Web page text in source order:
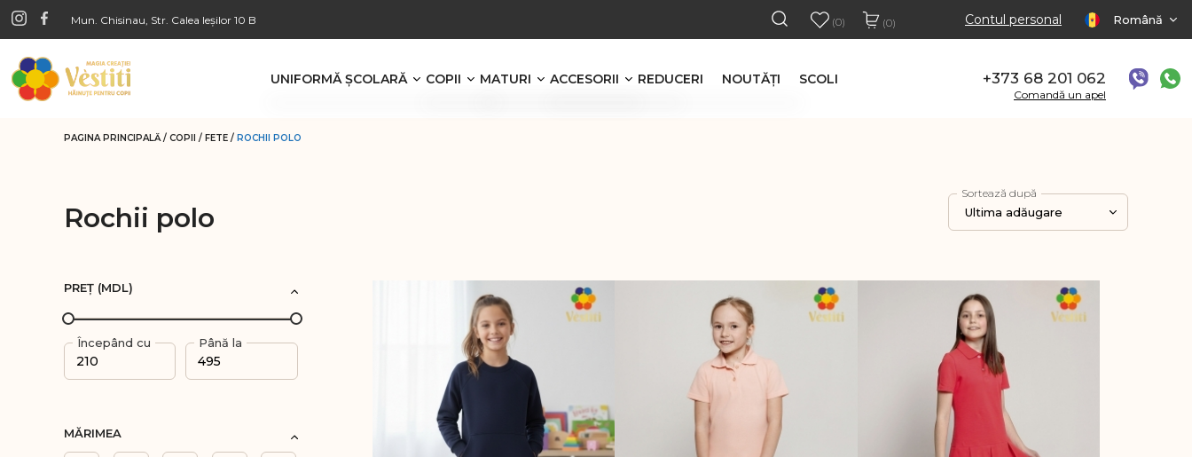
Mun. Chisinau, Str. Calea Ieșilor 10 B (0) (0) Contul personal Română
UNIFORMĂ ŞCOLARĂ
Fuste
Veste clasice din stofă
Bluze cu nasturi
COPII
Hanorace cu glugă
Hanorace fără glugă
Fete
Tricouri polo
Tricouri simple
MATURI
Pantaloni de sport
Hanorace
Femei
Tricouri polo
Tricouri simple
Malete
ACCESORII
Căciula
Bentiță pentru cap, bordo
REDUCERI NOUTĂŢI SCOLI +373 68 201 062
Comandă un apel
PAGINA PRINCIPALĂ / COPII / FETE / ROCHII POLO
Rochii polo
Sortează după
Ultima adăugare
PREȚ (MDL)
Începând cu Până la
MĂRIMEA